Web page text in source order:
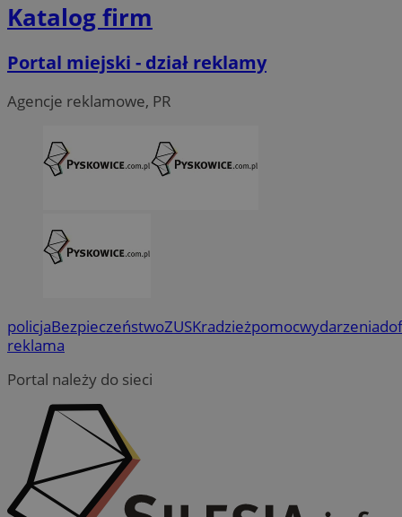
Katalog firm
Portal miejski - dział reklamy
Agencje reklamowe, PR
policjaBezpieczeństwoZUSKradzieżpomocwydarzenia
reklama
Portal należy do sieci